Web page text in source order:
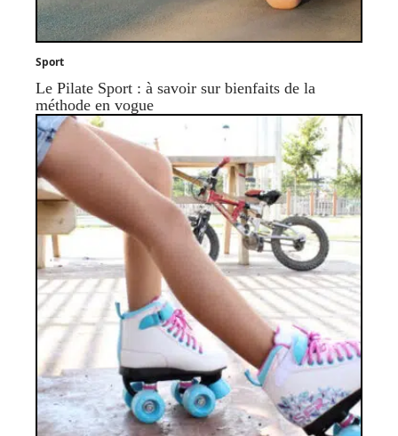
Sport
Le Pilate Sport : à savoir sur bienfaits de la
méthode en vogue